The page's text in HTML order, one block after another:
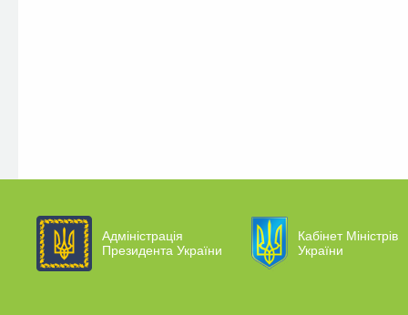
Адміністрація
Президента України
Кабінет Міністрів
України